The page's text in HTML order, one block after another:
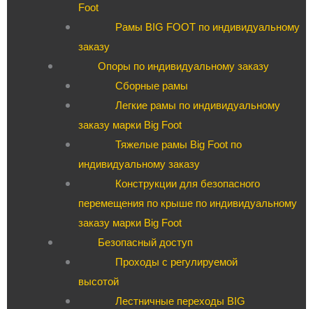
Foot
Рамы BIG FOOT по индивидуальному
заказу
Опоры по индивидуальному заказу
Сборные рамы
Легкие рамы по индивидуальному
заказу марки Big Foot
Тяжелые рамы Big Foot по
индивидуальному заказу
Конструкции для безопасного
перемещения по крыше по индивидуальному
заказу марки Big Foot
Безопасный доступ
Проходы с регулируемой
высотой
Лестничные переходы BIG